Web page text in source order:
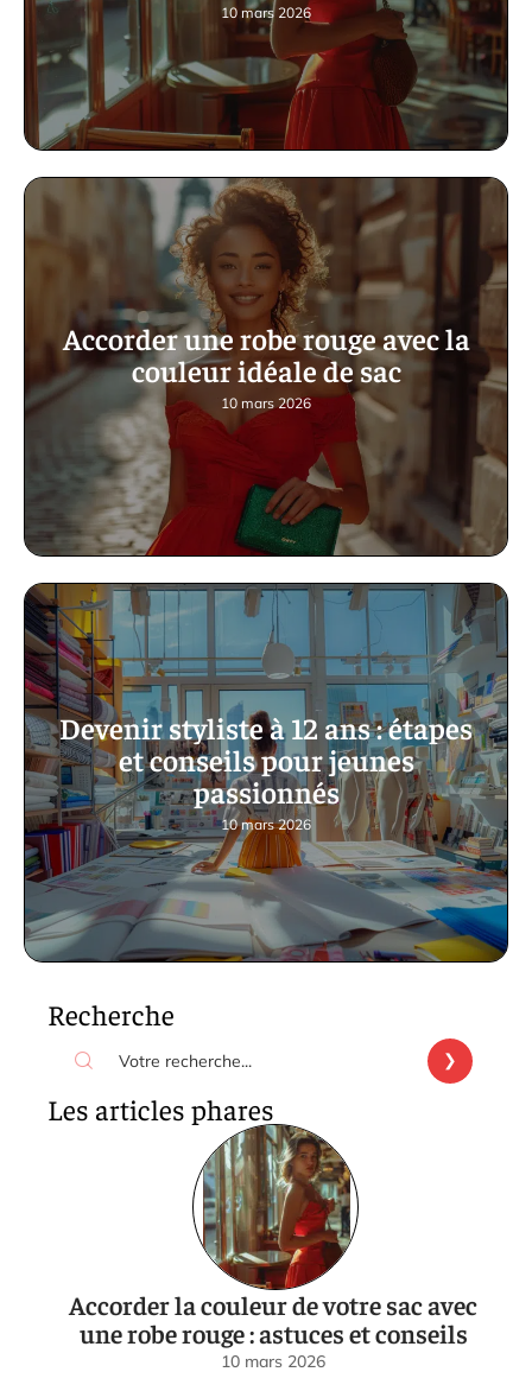
10 mars 2026
Accorder une robe rouge avec la
couleur idéale de sac
10 mars 2026
Devenir styliste à 12 ans : étapes
et conseils pour jeunes
passionnés
10 mars 2026
Recherche
Les articles phares
Accorder la couleur de votre sac avec
une robe rouge : astuces et conseils
10 mars 2026